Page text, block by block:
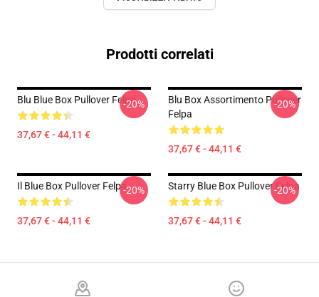
Prodotti correlati
Blu Blue Box Pullover Felpa
37,67 € - 44,11 €
-20%
Blu Box Assortimento Pullover
Felpa
37,67 € - 44,11 €
-20%
Il Blue Box Pullover Felpa
37,67 € - 44,11 €
-20% Starry Blue Box Pullover Felpa
37,67 € - 44,11 €
-20%